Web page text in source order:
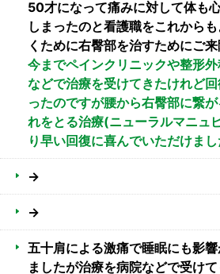
50才になって痛みに対して体も
しまったのと看護職をこれから
くために右臀部を治すためにご
今までペインクリニックや整形
などで治療を受けてきたけれど
ったのですが腰から右臀部に繋
れをとる治療(ニューラルマニュ
り早い回復に喜んでいただけまし
→
→
五十肩による激痛で睡眠にも影
ましたが治療を病院などで受け